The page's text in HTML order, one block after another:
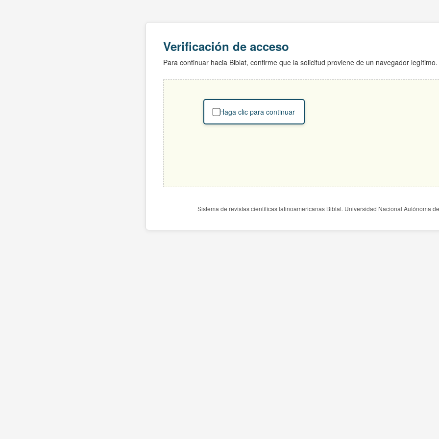
Verificación de acceso
Para continuar hacia Biblat, confirme que la solicitud proviene de un navegador legítimo.
Haga clic para continuar
Sistema de revistas científicas latinoamericanas Biblat. Universidad Nacional Autónoma